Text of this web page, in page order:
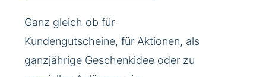
Ganz gleich ob für
Kundengutscheine, für Aktionen, als
ganzjährige Geschenkidee oder zu